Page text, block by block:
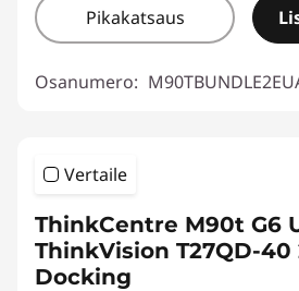
Pikakatsaus
Osanumero:
Vertaile
ThinkCentre M90t G6
ThinkVision T27QD-40
Docking